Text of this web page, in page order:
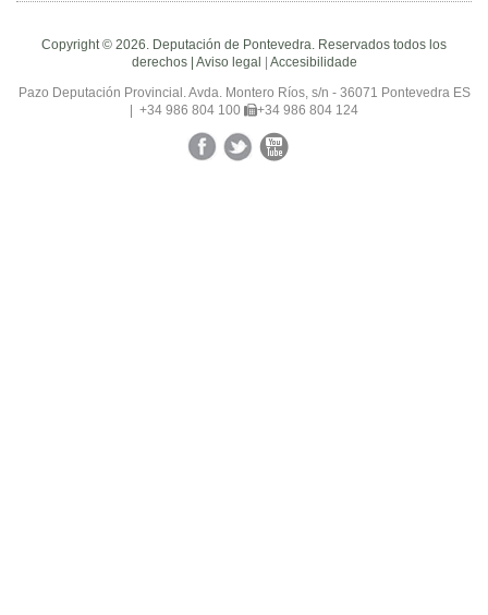
Copyright © 2026. Deputación de Pontevedra. Reservados todos los
derechos | Aviso legal | Accesibilidade
Pazo Deputación Provincial. Avda. Montero Ríos, s/n - 36071 Pontevedra ES
| +34 986 804 100
+34 986 804 124
FacebookTwitterYouTube